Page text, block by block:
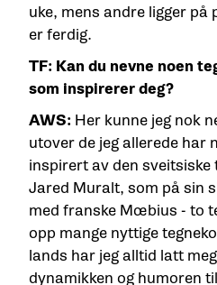
uke, mens andre ligger på
er ferdig.
TF: Kan du nevne noen
som inspirerer deg?
AWS: Her kunne jeg nok
utover de jeg allerede har
inspirert av den sveitsiske
Jared Muralt, som på sin
med franske Mœbius - to
opp mange nyttige
lands har jeg alltid latt
dynamikken og humoren